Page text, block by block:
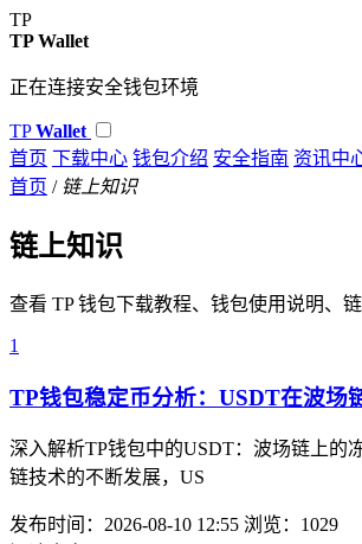
TP
TP Wallet
正在连接安全钱包环境
TP Wallet
首页 下载中心 钱包介绍 安全指南 资讯中
首页 / 链上知识
链上知识
查看 TP 钱包下载教程、钱包使用说明、
1
TP钱包稳定币分析：USDT在波场
深入解析TP钱包中的USDT：波场链上的
链技术的不断发展，US
发布时间：2026-08-10 12:55 浏览：1029